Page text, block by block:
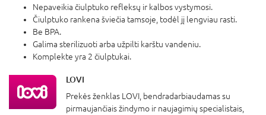
Nepaveikia čiulptuko refleksų ir kalbos vystymosi.
Čiulptuko rankena šviečia tamsoje, todėl jį lengviau rasti.
Be BPA.
Galima sterilizuoti arba užpilti karštu vandeniu.
Komplekte yra 2 čiulptukai.
LOVI
Prekės ženklas LOVI, bendradarbiaudamas su
pirmaujančiais žindymo ir naujagimių specialistais,